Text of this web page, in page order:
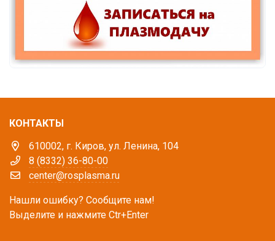
КОНТАКТЫ
610002, г. Киров, ул. Ленина, 104
8 (8332) 36-80-00
center@rosplasma.ru
Нашли ошибку? Сообщите нам!
Выделите и нажмите Ctr+Enter